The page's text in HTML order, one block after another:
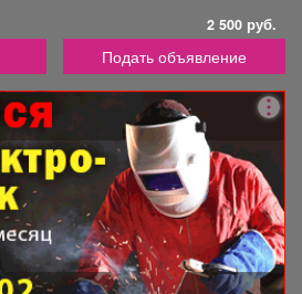
2 500 руб.
Подать объявление